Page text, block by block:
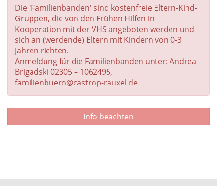
Die 'Familienbanden' sind kostenfreie Eltern-Kind-
Gruppen, die von den Frühen Hilfen in
Kooperation mit der VHS angeboten werden und
sich an (werdende) Eltern mit Kindern von 0-3
Jahren richten.
Anmeldung für die Familienbanden unter: Andrea
Brigadski 02305 – 1062495,
familienbuero@castrop-rauxel.de
Info beachten